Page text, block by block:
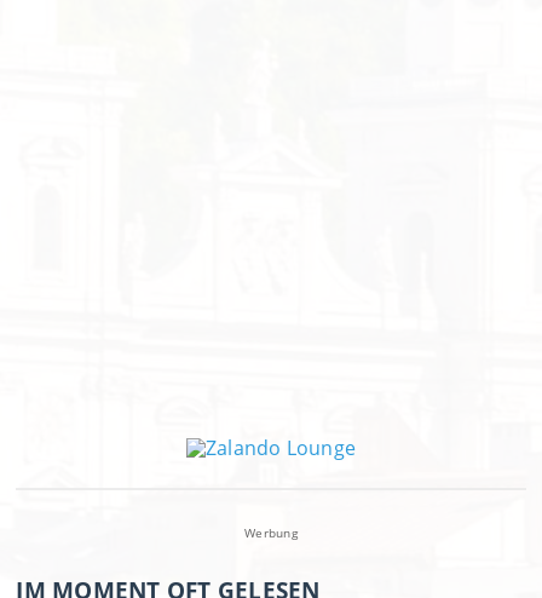
Werbung
IM MOMENT OFT GELESEN